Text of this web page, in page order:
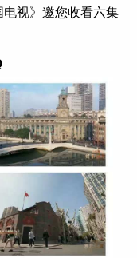
视》邀您收看六集